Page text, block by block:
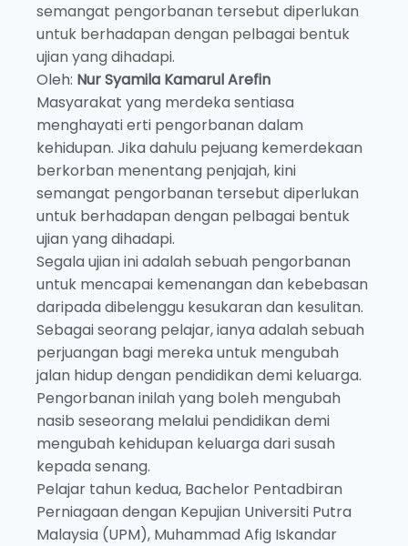
semangat pengorbanan tersebut diperlukan
untuk berhadapan dengan pelbagai bentuk
ujian yang dihadapi.
Oleh: Nur Syamila Kamarul Arefin
Masyarakat yang merdeka sentiasa
menghayati erti pengorbanan dalam
kehidupan. Jika dahulu pejuang kemerdekaan
berkorban menentang penjajah, kini
semangat pengorbanan tersebut diperlukan
untuk berhadapan dengan pelbagai bentuk
ujian yang dihadapi.
Segala ujian ini adalah sebuah pengorbanan
untuk mencapai kemenangan dan kebebasan
daripada dibelenggu kesukaran dan kesulitan.
Sebagai seorang pelajar, ianya adalah sebuah
perjuangan bagi mereka untuk mengubah
jalan hidup dengan pendidikan demi keluarga.
Pengorbanan inilah yang boleh mengubah
nasib seseorang melalui pendidikan demi
mengubah kehidupan keluarga dari susah
kepada senang.
Pelajar tahun kedua, Bachelor Pentadbiran
Perniagaan dengan Kepujian Universiti Putra
Malaysia (UPM), Muhammad Afig Iskandar